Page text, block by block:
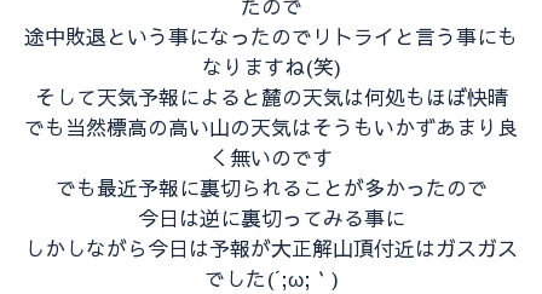
途中敗退という事になったのでリトライと言う事にも
なりますね(笑)
そして天気予報によると麓の天気は何処もほぼ快晴
でも当然標高の高い山の天気はそうもいかずあまり良
く無いのです
でも最近予報に裏切られることが多かったので
今日は逆に裏切ってみる事に
しかしながら今日は予報が大正解山頂付近はガスガス
でした(´;ω;｀)